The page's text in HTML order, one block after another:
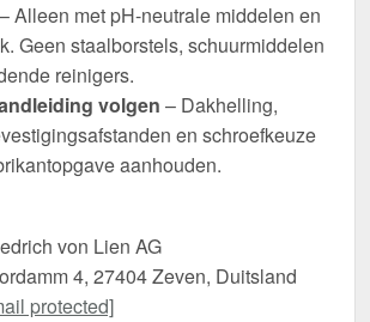
– Alleen met pH-neutrale middelen en
Geen staalborstels, schuurmiddelen
reinigers.
volgen – Dakhelling,
en schroefkeuze
aanhouden.
von Lien AG
4, 27404 Zeven, Duitsland
protected]